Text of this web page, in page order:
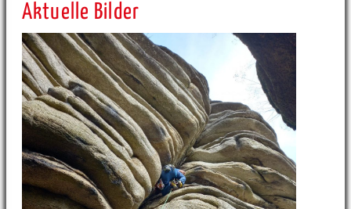
Aktuelle Bilder